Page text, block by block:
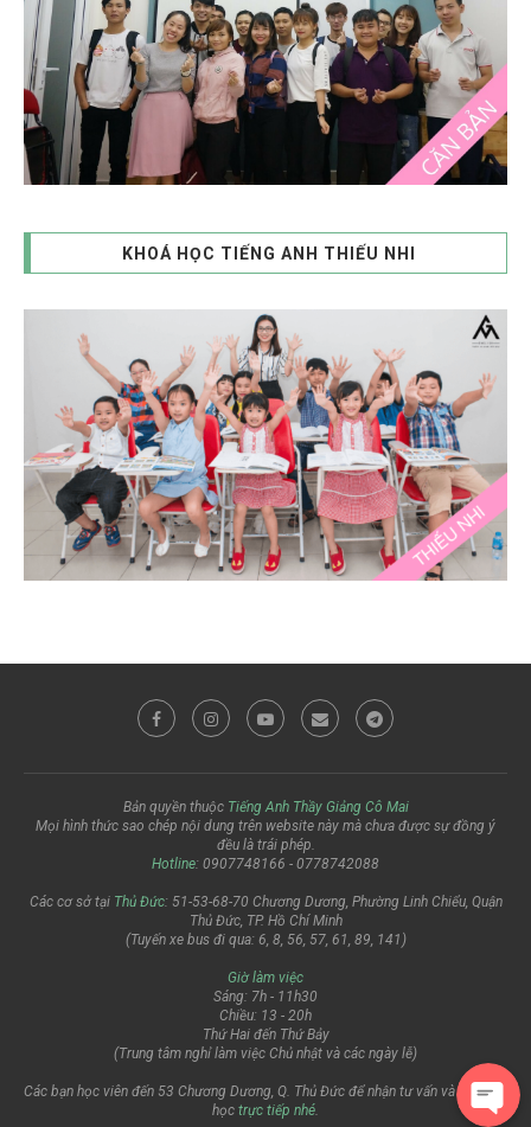
KHOÁ HỌC TIẾNG ANH THIẾU NHI
Bản quyền thuộc Tiếng Anh Thầy Giảng Cô Mai
Mọi hình thức sao chép nội dung trên website này mà chưa được sự đồng ý
đều là trái phép.
Hotline: 0907748166 - 0778742088
Các cơ sở tại Thủ Đức: 51-53-68-70 Chương Dương, Phường Linh Chiểu, Quận
Thủ Đức, TP. Hồ Chí Minh
(Tuyến xe bus đi qua: 6, 8, 56, 57, 61, 89, 141)
Giờ làm việc
Sáng: 7h - 11h30
Chiều: 13 - 20h
Thứ Hai đến Thứ Bảy
(Trung tâm nghỉ làm việc Chủ nhật và các ngày lễ)
Các bạn học viên đến 53 Chương Dương, Q. Thủ Đức để nhận tư vấn và đăng ký
học trực tiếp nhé.